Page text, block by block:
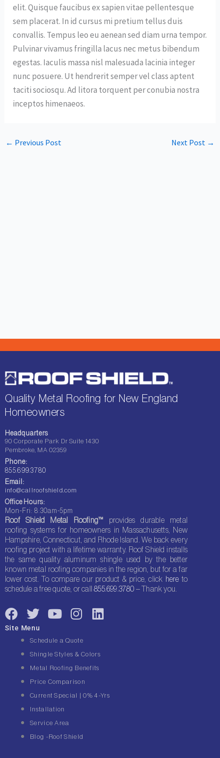
elit. Quisque faucibus ex sapien vitae pellentesque
sem placerat. In id cursus mi pretium tellus duis
convallis. Tempus leo eu aenean sed diam urna tempor.
Pulvinar vivamus fringilla lacus nec metus bibendum
egestas. Iaculis massa nisl malesuada lacinia integer
nunc posuere. Ut hendrerit semper vel class aptent
taciti sociosqu. Ad litora torquent per conubia nostra
inceptos himenaeos.
← Previous Post Next Post →
Quality Metal Roofing for New England
Homeowners
Headquarters
90 Corporate Park Dr Suite 1430
Pembroke, MA 02359
Phone:
855.699.3780
Email:
info@callroofshield.com
Office Hours:
Mon-Fri: 8:30am-5pm
Roof Shield Metal Roofing™ provides durable metal
roofing systems for homeowners in Massachusetts, New
Hampshire, Connecticut, and Rhode Island. We back every
roofing project with a lifetime warranty. Roof Shield installs
the same quality aluminum shingle used by the better
known metal roofing companies in the region, but for a far
lower cost. To compare our product & price, click here to
schedule a free quote, or call855.699.3780 – Thank you.
F
a
T
w
i
t
t
e
r
Y
u
t
u
b
e
I
s
t
a
g
r
a
L
k
e
n
Site Menu
Schedule a Quote
Shingle Styles & Colors
Metal Roofing Benefits
Price Comparison
Current Special | 0% 4-Yrs
Installation
Service Area
Blog -Roof Shield